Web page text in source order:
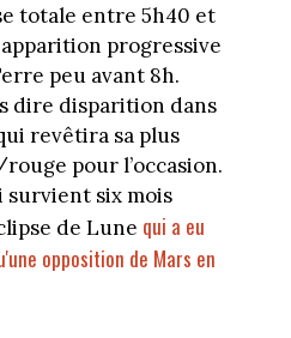
totale entre 5h40 et
progressive
peu avant 8h.
dire disparition dans
revêtira sa plus
pour l’occasion.
survient six mois
de Lune qui a eu
opposition de Mars en